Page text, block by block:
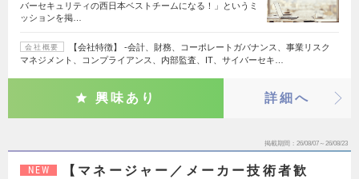
バーセキュリティの西日本ベストチームになる！」というミ
ッションを掲…
会社概要
【会社特徴】 ‐会計、財務、コーポレートガバナンス、事業リスク
マネジメント、コンプライアンス、内部監査、IT、サイバーセキ…
興味あり 詳細へ
掲載期間 26/08/07～26/08/23
NEW
【マネージャー／メーカー技術者歓